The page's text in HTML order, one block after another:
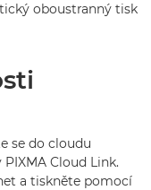
oboustranný tisk
se do cloudu
Cloud Link.
a tiskněte pomocí